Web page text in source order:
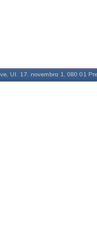
Ul. 17. novembra 1, 080 01